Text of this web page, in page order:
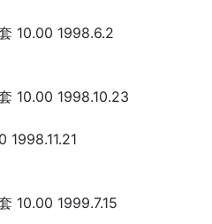
套 10.00 1998.6.2
10.00 1998.10.23
1.00 1998.11.21
套 10.00 1999.7.15